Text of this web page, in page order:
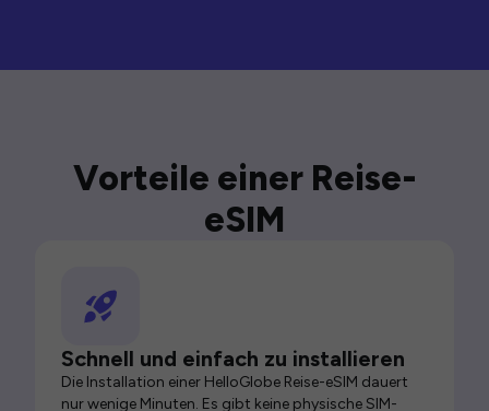
Vorteile einer Reise-
eSIM
Schnell und einfach zu installieren
Die Installation einer HelloGlobe Reise-eSIM dauert
nur wenige Minuten. Es gibt keine physische SIM-